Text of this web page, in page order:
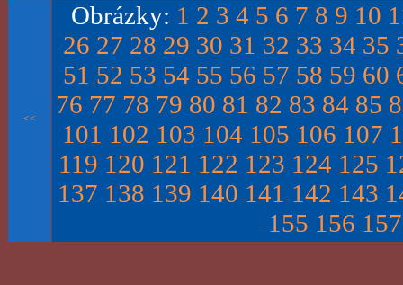
<<
Obrázky: 1 2 3 4 5 6 7 8 9 10
26 27 28 29 30 31 32 33 34 35
51 52 53 54 55 56 57 58 59 60
76 77 78 79 80 81 82 83 84 85
101 102 103 104 105 106 107
119 120 121 122 123 124 125
137 138 139 140 141 142 143
155 156 157